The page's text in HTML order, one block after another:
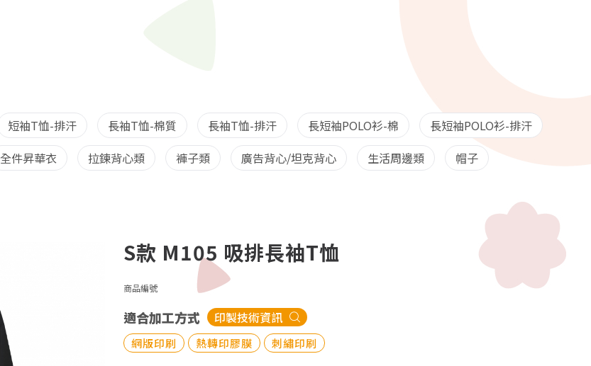
短袖T恤-排汗 長袖T恤-棉質 長袖T恤-排汗 長短袖POLO衫-棉
長短袖POLO衫-排汗
全件昇華衣 拉鍊背心類 褲子類 廣告背心/坦克背心 生活周邊類
帽子
S款 M105 吸排長袖T恤
商品編號
適合加工方式 印製技術資訊
網版印刷 熱轉印膠膜 刺繡印刷